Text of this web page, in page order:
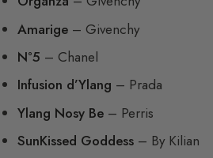
Amarige – Givenchy
N°5 – Chanel
Infusion d’Ylang – Prada
Ylang Nosy Be – Perris
SunKissed Goddess – By Kilian